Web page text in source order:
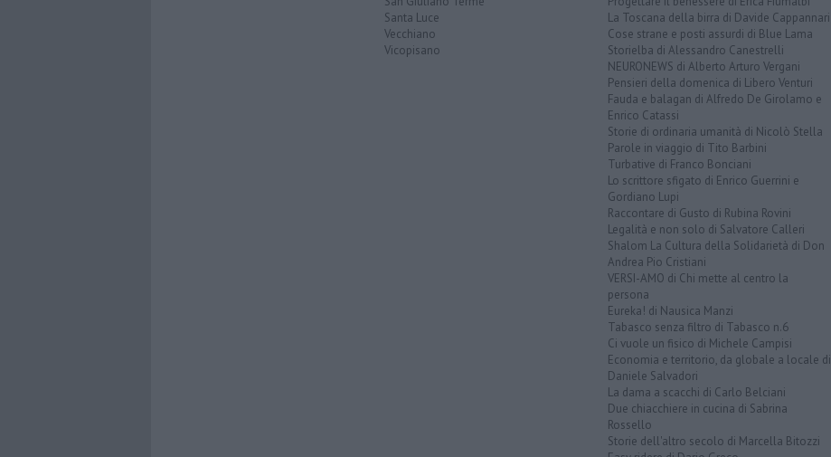
Santa Luce
Vecchiano
Vicopisano
La Toscana della birra di Davide Cappannari
Cose strane e posti assurdi di Blue Lama
Storielba di Alessandro Canestrelli
NEURONEWS di Alberto Arturo Vergani
Pensieri della domenica di Libero Venturi
Fauda e balagan di Alfredo De Girolamo e
Enrico Catassi
Storie di ordinaria umanità di Nicolò Stella
Parole in viaggio di Tito Barbini
Turbative di Franco Bonciani
Lo scrittore sfigato di Enrico Guerrini e
Gordiano Lupi
Raccontare di Gusto di Rubina Rovini
Legalità e non solo di Salvatore Calleri
Shalom La Cultura della Solidarietà di Don
Andrea Pio Cristiani
VERSI-AMO di Chi mette al centro la
persona
Eureka! di Nausica Manzi
Tabasco senza filtro di Tabasco n.6
Ci vuole un fisico di Michele Campisi
Economia e territorio, da globale a locale di
Daniele Salvadori
La dama a scacchi di Carlo Belciani
Due chiacchiere in cucina di Sabrina
Rossello
Storie dell'altro secolo di Marcella Bitozzi